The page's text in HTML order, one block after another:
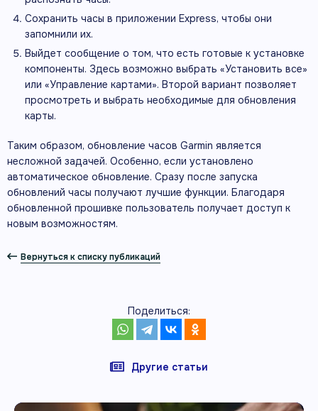
Сохранить часы в приложении Express, чтобы они
запомнили их.
Выйдет сообщение о том, что есть готовые к установке
компоненты. Здесь возможно выбрать «Установить все»
или «Управление картами». Второй вариант позволяет
просмотреть и выбрать необходимые для обновления
карты.
Таким образом, обновление часов Garmin является
несложной задачей. Особенно, если установлено
автоматическое обновление. Сразу после запуска
обновлений часы получают лучшие функции. Благодаря
обновленной прошивке пользователь получает доступ к
новым возможностям.
Вернуться к списку публикаций
Поделиться:
Другие статьи